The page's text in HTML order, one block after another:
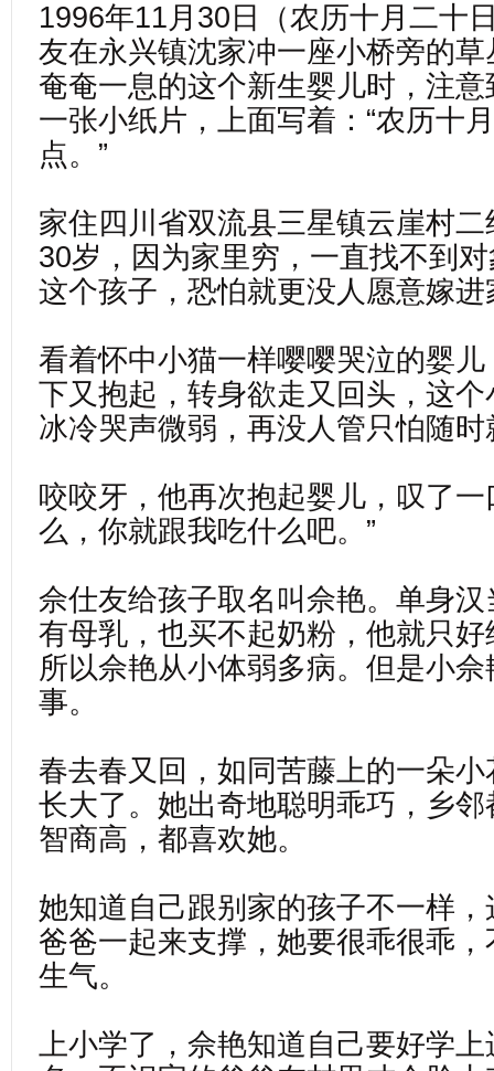
1996年11月30日（农历十月二十
友在永兴镇沈家冲一座小桥旁的
奄奄一息的这个新生婴儿时，注
一张小纸片，上面写着：“农历十
点。”
家住四川省双流县三星镇云崖村
30岁，因为家里穷，一直找不到
这个孩子，恐怕就更没人愿意嫁进
看着怀中小猫一样嘤嘤哭泣的婴
下又抱起，转身欲走又回头，这
冰冷哭声微弱，再没人管只怕随
咬咬牙，他再次抱起婴儿，叹了一
么，你就跟我吃什么吧。”
佘仕友给孩子取名叫佘艳。单身
有母乳，也买不起奶粉，他就只
所以佘艳从小体弱多病。但是小
事。
春去春又回，如同苦藤上的一朵
长大了。她出奇地聪明乖巧，乡
智商高，都喜欢她。
她知道自己跟别家的孩子不一样
爸爸一起来支撑，她要很乖很乖
生气。
上小学了，佘艳知道自己要好学